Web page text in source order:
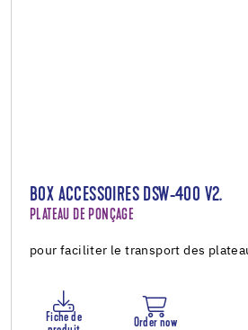
BOX ACCESSOIRES DSW-400 V2.
PLATEAU DE PONÇAGE
pour faciliter le transport des
Fiche de
Order now